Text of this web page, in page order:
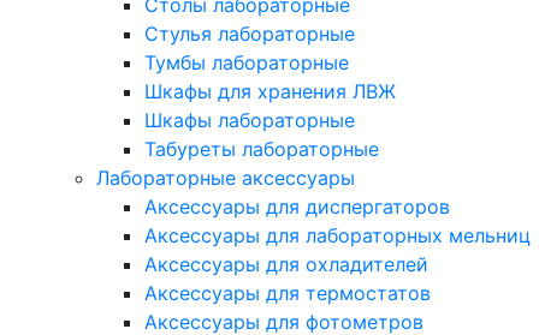
Стулья лабораторные
Тумбы лабораторные
Шкафы для хранения ЛВЖ
Шкафы лабораторные
Табуреты лабораторные
Лабораторные аксессуары
Аксессуары для диспергаторов
Аксессуары для лабораторных мельниц
Аксессуары для охладителей
Аксессуары для термостатов
Аксессуары для фотометров